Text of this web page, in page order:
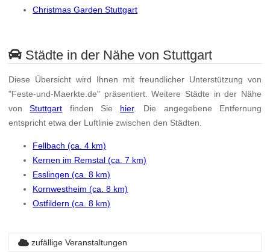
Christmas Garden Stuttgart
Städte in der Nähe von Stuttgart
Diese Übersicht wird Ihnen mit freundlicher Unterstützung von
"Feste-und-Maerkte.de" präsentiert. Weitere Städte in der Nähe
vonStuttgart finden Sie hier. Die angegebene Entfernung
entspricht etwa der Luftlinie zwischen den Städten.
Fellbach (ca. 4 km)
Kernen im Remstal (ca. 7 km)
Esslingen (ca. 8 km)
Kornwestheim (ca. 8 km)
Ostfildern (ca. 8 km)
zufällige Veranstaltungen